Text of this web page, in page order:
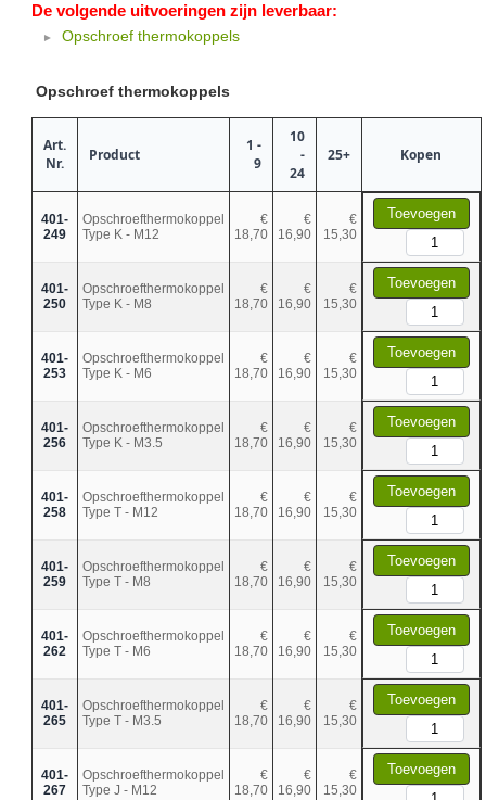
De volgende uitvoeringen zijn leverbaar:
Opschroef thermokoppels
Opschroef thermokoppels
Art.
Nr.
Product
1 -
9
10
-
24
25+ Kopen
401-
249
Opschroefthermokoppel
Type K - M12
€
18,70
€
16,90
€
15,30
Toevoegen
401-
250
Opschroefthermokoppel
Type K - M8
€
18,70
€
16,90
€
15,30
Toevoegen
401-
253
Opschroefthermokoppel
Type K - M6
€
18,70
€
16,90
€
15,30
Toevoegen
401-
256
Opschroefthermokoppel
Type K - M3.5
€
18,70
€
16,90
€
15,30
Toevoegen
401-
258
Opschroefthermokoppel
Type T - M12
€
18,70
€
16,90
€
15,30
Toevoegen
401-
259
Opschroefthermokoppel
Type T - M8
€
18,70
€
16,90
€
15,30
Toevoegen
401-
262
Opschroefthermokoppel
Type T - M6
€
18,70
€
16,90
€
15,30
Toevoegen
401-
265
Opschroefthermokoppel
Type T - M3.5
€
18,70
€
16,90
€
15,30
Toevoegen
401-
267
Opschroefthermokoppel
Type J - M12
€
18,70
€
16,90
€
15,30
Toevoegen